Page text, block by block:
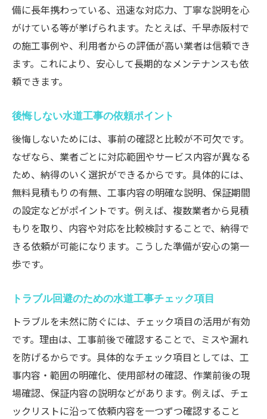
備に長年携わっている、迅速な対応力、丁寧な説明を心
がけている等が挙げられます。たとえば、千早赤阪村で
の施工事例や、利用者からの評価が高い業者は信頼でき
ます。これにより、安心して長期的なメンテナンスも依
頼できます。
後悔しない水道工事の依頼ポイント
後悔しないためには、事前の確認と比較が不可欠です。
なぜなら、業者ごとに対応範囲やサービス内容が異なる
ため、納得のいく選択ができるからです。具体的には、
無料見積もりの有無、工事内容の明確な説明、保証期間
の設定などがポイントです。例えば、複数業者から見積
もりを取り、内容や対応を比較検討することで、納得で
きる依頼が可能になります。こうした準備が安心の第一
歩です。
トラブル回避のための水道工事チェック項目
トラブルを未然に防ぐには、チェック項目の活用が有効
です。理由は、工事前後で確認することで、ミスや漏れ
を防げるからです。具体的なチェック項目としては、工
事内容・範囲の明確化、使用部材の確認、作業前後の現
場確認、保証内容の説明などがあります。例えば、チェ
ックリストに沿って依頼内容を一つずつ確認すること